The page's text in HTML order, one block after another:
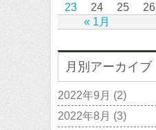
« 1月
23
24 25 26
月別アーカイブ
2022年9月 (2)
2022年8月 (3)